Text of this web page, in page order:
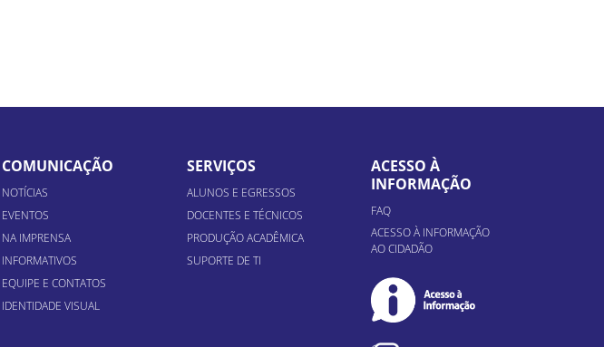
COMUNICAÇÃO
NOTÍCIAS
EVENTOS
NA IMPRENSA
INFORMATIVOS
EQUIPE E CONTATOS
IDENTIDADE VISUAL
SERVIÇOS
ALUNOS E EGRESSOS
DOCENTES E TÉCNICOS
PRODUÇÃO ACADÊMICA
SUPORTE DE TI
ACESSO À
INFORMAÇÃO
FAQ
ACESSO À INFORMAÇÃO
AO CIDADÃO